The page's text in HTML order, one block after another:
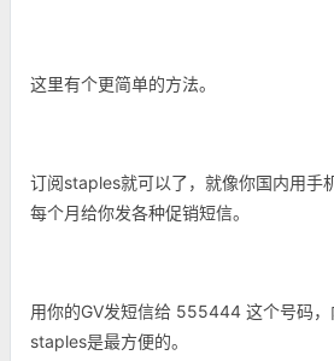
这里有个更简单的方法。
订阅staples就可以了，就像你国内用手
每个月给你发各种促销短信。
用你的GV发短信给 555444 这个号码，
staples是最方便的。